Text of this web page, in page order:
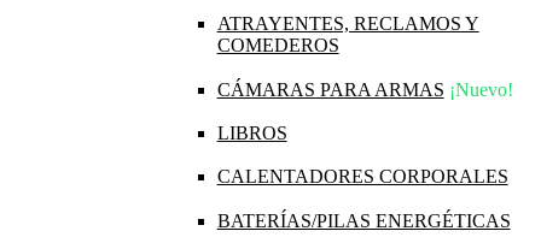
ATRAYENTES, RECLAMOS Y
COMEDEROS
CÁMARAS PARA ARMAS ¡Nuevo!
LIBROS
CALENTADORES CORPORALES
BATERÍAS/PILAS ENERGÉTICAS